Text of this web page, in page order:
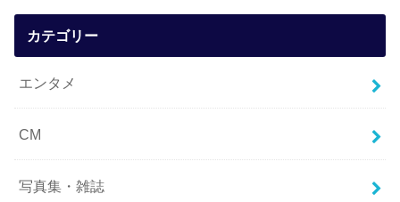
カテゴリー
エンタメ
CM
写真集・雑誌